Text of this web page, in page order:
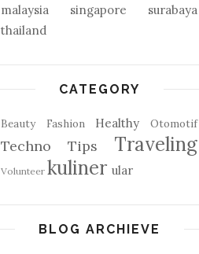
malaysia
singapore
surabaya
thailand
CATEGORY
Beauty Fashion Healthy Otomotif
Techno Tips Traveling
Volunteer kuliner ular
BLOG ARCHIEVE